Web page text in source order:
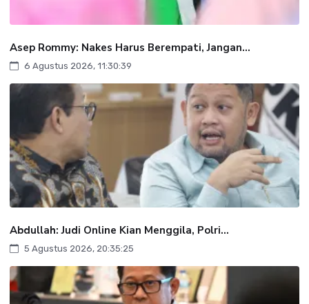
Asep Rommy: Nakes Harus Berempati, Jangan...
6 Agustus 2026, 11:30:39
Abdullah: Judi Online Kian Menggila, Polri...
5 Agustus 2026, 20:35:25